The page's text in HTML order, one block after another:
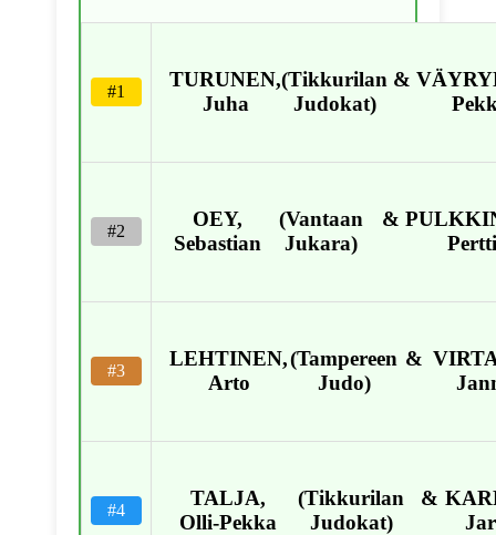
#1
TURUNEN,
Juha
(Tikkurilan
Judokat)
&
#2
OEY,
Sebastian
(Vantaan
Jukara)
&
#3
LEHTINEN,
Arto
(Tampereen
Judo)
&
#4
TALJA,
Olli-Pekka
(Tikkurilan
Judokat)
&